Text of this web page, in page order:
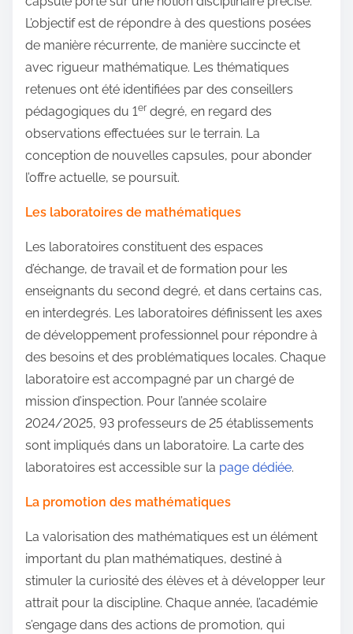
L’objectif est de répondre à des questions posées
de manière récurrente, de manière succincte et
avec rigueur mathématique. Les thématiques
retenues ont été identifiées par des conseillers
pédagogiques du 1er degré, en regard des
observations effectuées sur le terrain. La
conception de nouvelles capsules, pour abonder
l’offre actuelle, se poursuit.
Les laboratoires de mathématiques
Les laboratoires constituent des espaces
d’échange, de travail et de formation pour les
enseignants du second degré, et dans certains cas,
en interdegrés. Les laboratoires définissent les axes
de développement professionnel pour répondre à
des besoins et des problématiques locales. Chaque
laboratoire est accompagné par un chargé de
mission d’inspection. Pour l’année scolaire
2024/2025, 93 professeurs de 25 établissements
sont impliqués dans un laboratoire. La carte des
laboratoires est accessible sur la page dédiée.
La promotion des mathématiques
La valorisation des mathématiques est un élément
important du plan mathématiques, destiné à
stimuler la curiosité des élèves et à développer leur
attrait pour la discipline. Chaque année, l’académie
s’engage dans des actions de promotion, qui